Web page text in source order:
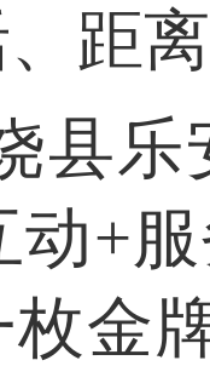
距
县乐
动+
枚金